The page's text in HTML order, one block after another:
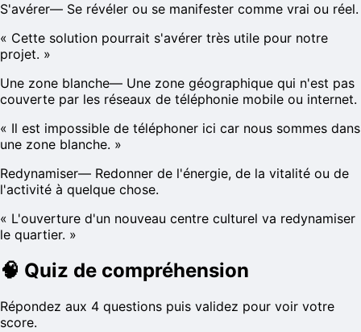
S'avérer— Se révéler ou se manifester comme vrai ou réel.
« Cette solution pourrait s'avérer très utile pour notre
projet. »
Une zone blanche— Une zone géographique qui n'est pas
couverte par les réseaux de téléphonie mobile ou internet.
« Il est impossible de téléphoner ici car nous sommes dans
une zone blanche. »
Redynamiser— Redonner de l'énergie, de la vitalité ou de
l'activité à quelque chose.
« L'ouverture d'un nouveau centre culturel va redynamiser
le quartier. »
🧠 Quiz de compréhension
Répondez aux 4 questions puis validez pour voir votre
score.